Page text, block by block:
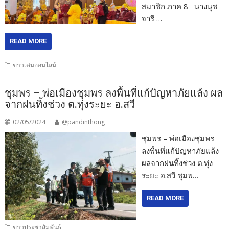
สมาชิก ภาค 8 นางนุช
จารี …
READ MORE
ข่าวเด่นออนไลน์
ชุมพร – พ่อเมืองชุมพร ลงพื้นที่แก้ปัญหาภัยแล้ง ผล
จากฝนทิ้งช่วง ต.ทุ่งระยะ อ.สวี
02/05/2024 @pandinthong
ชุมพร – พ่อเมืองชุมพร
ลงพื้นที่แก้ปัญหาภัยแล้ง
ผลจากฝนทิ้งช่วง ต.ทุ่ง
ระยะ อ.สวี ชุมพ…
READ MORE
ข่าวประชาสัมพันธ์